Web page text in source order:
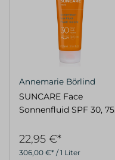
Annemarie Börlind
SUNCARE Face
Sonnenfluid SPF 30, 75
306,00 €* / 1 Liter
22,95 €*